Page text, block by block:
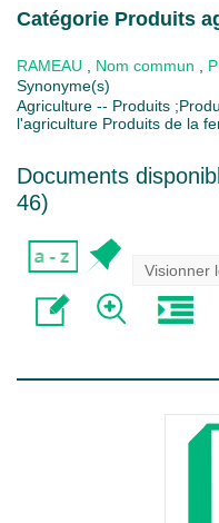
Catégorie Produits
RAMEAU Nom commun
Synonyme(s)
Agriculture -- Produits
l'agriculture Produits de la
Documents
46)
Visionner